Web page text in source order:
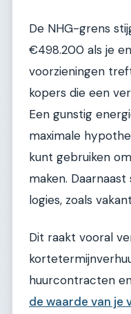
De NHG-grens
€498.200 als je
voorzieningen
kopers die een
Een gunstig
maximale
kunt gebruiken
maken.
logies, zoals
Dit raakt vooral
huurcontracten
de waarde van je